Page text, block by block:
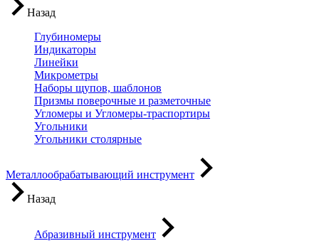
Назад
Глубиномеры
Индикаторы
Линейки
Микрометры
Наборы щупов, шаблонов
Призмы поверочные и разметочные
Угломеры и Угломеры-траспортиры
Угольники
Угольники столярные
Металлообрабатывающий инструмент
Назад
Абразивный инструмент